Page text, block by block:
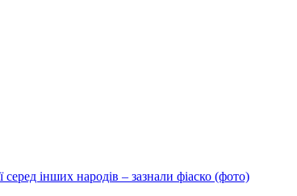
інших народів – зазнали фіаско (фото)